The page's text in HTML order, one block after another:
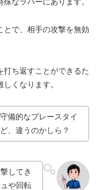
なラバーにあります。
とで、相手の攻撃を無効
打ち返すことができるた
くなります。
備的なプレースタイ
、違うのかしら？
してき
や回転